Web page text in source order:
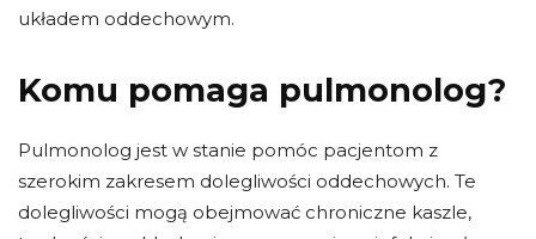
układem oddechowym.
Komu pomaga pulmonolog?
Pulmonolog jest w stanie pomóc pacjentom z
szerokim zakresem dolegliwości oddechowych. Te
dolegliwości mogą obejmować chroniczne kaszle,